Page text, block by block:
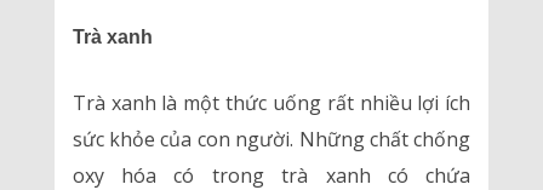
Trà xanh
Trà xanh là một thức uống rất nhiều lợi ích
sức khỏe của con người. Những chất chống
oxy hóa có trong trà xanh có chứa